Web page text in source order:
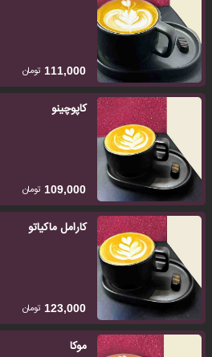
111,000 تومان
کاپوچینو
109,000 تومان
کارامل ماکیاتو
123,000 تومان
موکا